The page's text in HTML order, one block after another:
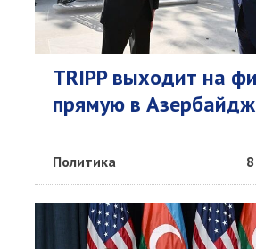
TRIPP выходит на
прямую в
Политика